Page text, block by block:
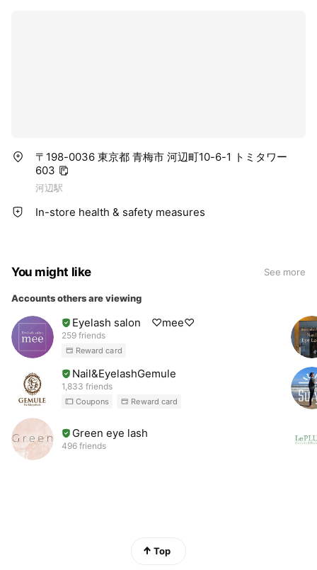
〒198-0036 東京都 青梅市 河辺町10-6-1 トミタワー
603
河辺駅
In-store health & safety measures
You might like See more
Accounts others are viewing
Eyelash salon ♡mee♡
259 friends
Reward card
Nail&EyelashGemule
1,833 friends
Coupons Reward card
Green eye lash
496 friends
Top